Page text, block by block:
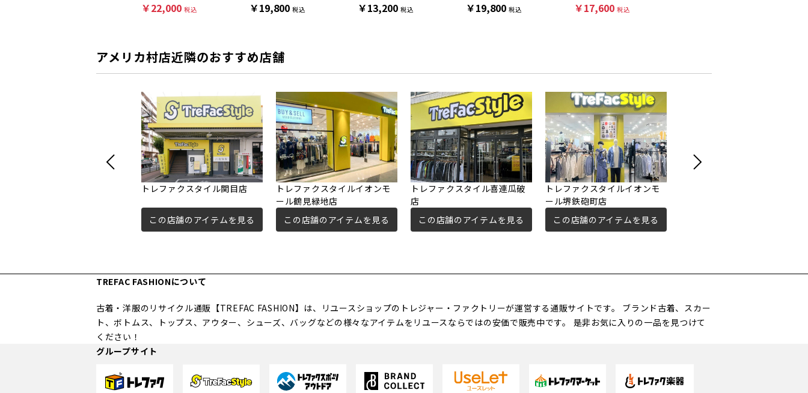
￥22,000 税込 ￥19,800 税込 ￥13,200 税込 ￥19,800 税込 ￥17,600 税込
アメリカ村店近隣のおすすめ店舗
トレファクスタイル関目店
この店舗のアイテムを見る
トレファクスタイルイオンモ
ール鶴見緑地店
この店舗のアイテムを見る
トレファクスタイル喜連瓜破
店
この店舗のアイテムを見る
トレファクスタイルイオンモ
ール堺鉄砲町店
この店舗のアイテムを見る
TREFAC FASHIONについて
古着・洋服のリサイクル通販【TREFAC FASHION】は、リユースショップのトレジャー・ファクトリーが運営する通販サイトです。 ブランド古着、スカー
ト、ボトムス、トップス、アウター、シューズ、バッグなどの様々なアイテムをリユースならではの安価で販売中です。 是非お気に入りの一品を見つけて
ください！
グループサイト